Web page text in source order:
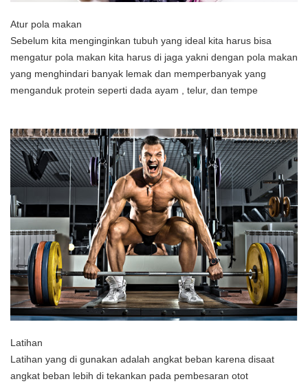
Atur pola makan
Sebelum kita menginginkan tubuh yang ideal kita harus bisa
mengatur pola makan kita harus di jaga yakni dengan pola makan
yang menghindari banyak lemak dan memperbanyak yang
menganduk protein seperti dada ayam , telur, dan tempe
Latihan
Latihan yang di gunakan adalah angkat beban karena disaat
angkat beban lebih di tekankan pada pembesaran otot